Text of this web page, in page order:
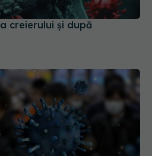
creierului și după